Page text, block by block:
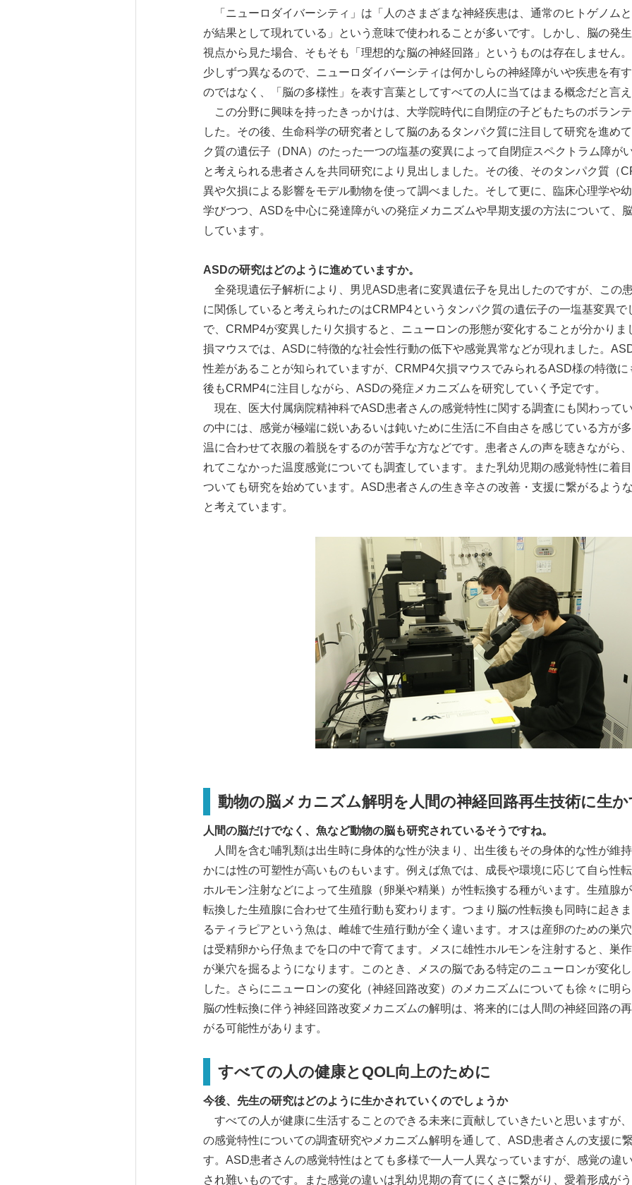
「ニューロダイバーシティ」は「人のさまざまな神経疾患は、通常のヒトゲノム
が結果として現れている」という意味で使われることが多いです。しかし、脳の発
視点から見た場合、そもそも「理想的な脳の神経回路」というものは存在しません
少しずつ異なるので、ニューロダイバーシティは何かしらの神経障がいや疾患を有
のではなく、「脳の多様性」を表す言葉としてすべての人に当てはまる概念だと言
この分野に興味を持ったきっかけは、大学院時代に自閉症の子どもたちのボラン
した。その後、生命科学の研究者として脳のあるタンパク質に注目して研究を進め
ク質の遺伝子（DNA）のたった一つの塩基の変異によって自閉症スペクトラム障が
と考えられる患者さんを共同研究により見出しました。その後、そのタンパク質（
異や欠損による影響をモデル動物を使って調べました。そして更に、臨床心理学や
学びつつ、ASDを中心に発達障がいの発症メカニズムや早期支援の方法について、
しています。
ASDの研究はどのように進めていますか。
全発現遺伝子解析により、男児ASD患者に変異遺伝子を見出したのですが、この
に関係していると考えられたのはCRMP4というタンパク質の遺伝子の一塩基変異で
で、CRMP4が変異したり欠損すると、ニューロンの形態が変化することが分かりま
損マウスでは、ASDに特徴的な社会性行動の低下や感覚異常などが現れました。
性差があることが知られていますが、CRMP4欠損マウスでみられるASD様の特徴
後もCRMP4に注目しながら、ASDの発症メカニズムを研究していく予定です。
現在、医大付属病院精神科でASD患者さんの感覚特性に関する調査にも関わって
の中には、感覚が極端に鋭いあるいは鈍いために生活に不自由さを感じている方が
温に合わせて衣服の着脱をするのが苦手な方などです。患者さんの声を聴きながら
れてこなかった温度感覚についても調査しています。また乳幼児期の感覚特性に着
ついても研究を始めています。ASD患者さんの生き辛さの改善・支援に繋がるよう
と考えています。
動物の脳メカニズム解明を人間の神経回路再生技術に生
人間の脳だけでなく、魚など動物の脳も研究されているそうですね。
人間を含む哺乳類は出生時に身体的な性が決まり、出生後もその身体的な性が維
かには性の可塑性が高いものもいます。例えば魚では、成長や環境に応じて自ら性
ホルモン注射などによって生殖腺（卵巣や精巣）が性転換する種がいます。生殖腺
転換した生殖腺に合わせて生殖行動も変わります。つまり脳の性転換も同時に起き
るティラピアという魚は、雌雄で生殖行動が全く違います。オスは産卵のための巣
は受精卵から仔魚までを口の中で育てます。メスに雄性ホルモンを注射すると、巣
が巣穴を掘るようになります。このとき、メスの脳である特定のニューロンが変化
した。さらにニューロンの変化（神経回路改変）のメカニズムについても徐々に明
脳の性転換に伴う神経回路改変メカニズムの解明は、将来的には人間の神経回路の
がる可能性があります。
すべての人の健康とQOL向上のために
今後、先生の研究はどのように生かされていくのでしょうか
すべての人が健康に生活することのできる未来に貢献していきたいと思いますが
の感覚特性についての調査研究やメカニズム解明を通して、ASD患者さんの支援に
す。ASD患者さんの感覚特性はとても多様で一人一人異なっていますが、感覚の違
され難いものです。また感覚の違いは乳幼児期の育てにくさに繋がり、愛着形成が
Japanese